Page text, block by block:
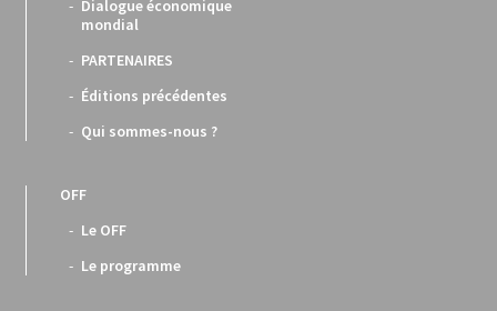
Dialogue économique
mondial
PARTENAIRES
Éditions précédentes
Qui sommes-nous ?
OFF
Le OFF
Le programme